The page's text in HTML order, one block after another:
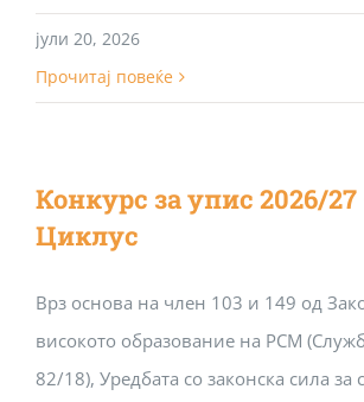
јули 20, 2026
Прочитај повеќе
Конкурс за упис 2026/27
Циклус
Врз основа на член 103 и 149 од
високото образование на РСМ
82/18), Уредбата со законска сила за